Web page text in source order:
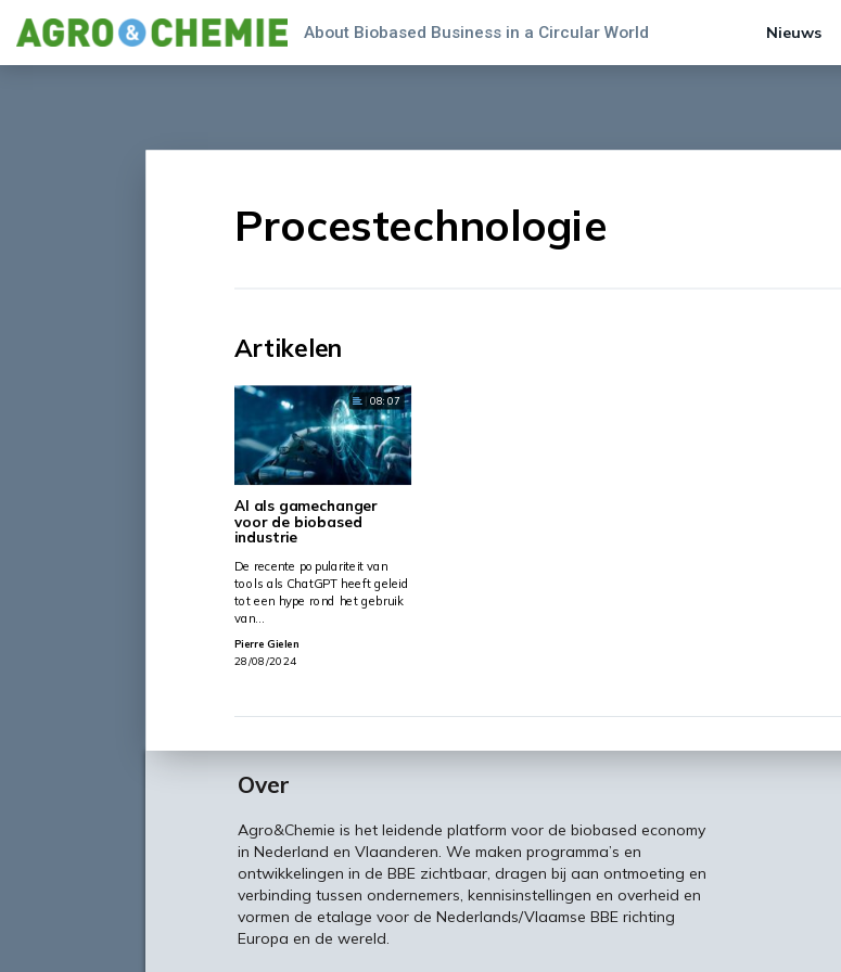
About Biobased Business in a Circular World Nieuws
Procestechnologie
Artikelen
08:07
AI als gamechanger
voor de biobased
industrie
De recente populariteit van
tools als ChatGPT heeft geleid
tot een hype rond het gebruik
van…
Pierre Gielen
28/08/2024
Over
Agro&Chemie is het leidende platform voor de biobased economy
in Nederland en Vlaanderen. We maken programma’s en
ontwikkelingen in de BBE zichtbaar, dragen bij aan ontmoeting en
verbinding tussen ondernemers, kennisinstellingen en overheid en
vormen de etalage voor de Nederlands/Vlaamse BBE richting
Europa en de wereld.